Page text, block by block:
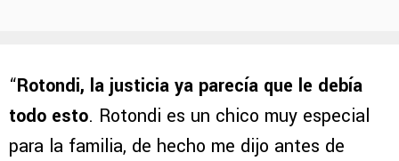
“Rotondi, la justicia ya parecía que le debía
todo esto. Rotondi es un chico muy especial
para la familia, de hecho me dijo antes de